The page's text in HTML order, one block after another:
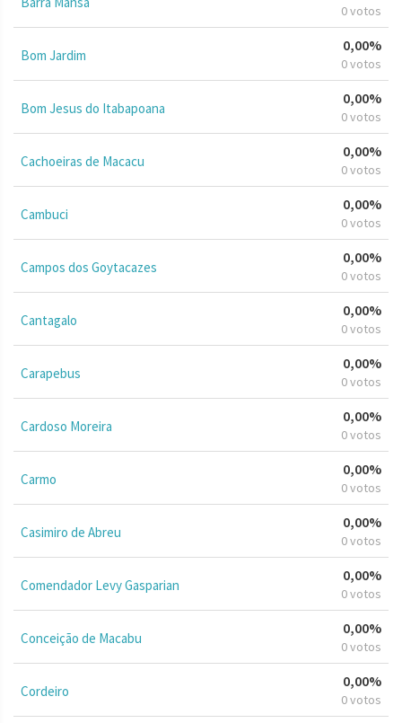
0 votos
Bom Jardim
0,00%
0 votos
Bom Jesus do Itabapoana
0,00%
0 votos
Cachoeiras de Macacu
0,00%
0 votos
Cambuci
0,00%
0 votos
Campos dos Goytacazes
0,00%
0 votos
Cantagalo
0,00%
0 votos
Carapebus
0,00%
0 votos
Cardoso Moreira
0,00%
0 votos
Carmo
0,00%
0 votos
Casimiro de Abreu
0,00%
0 votos
Comendador Levy Gasparian
0,00%
0 votos
Conceição de Macabu
0,00%
0 votos
Cordeiro
0,00%
0 votos